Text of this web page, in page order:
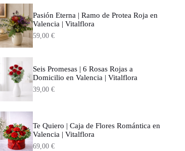
Pasión Eterna | Ramo de Protea Roja en
Valencia | Vitalflora
59,00€
Seis Promesas | 6 Rosas Rojas a
Domicilio en Valencia | Vitalflora
39,00€
Te Quiero | Caja de Flores Romántica en
Valencia | Vitalflora
69,00€